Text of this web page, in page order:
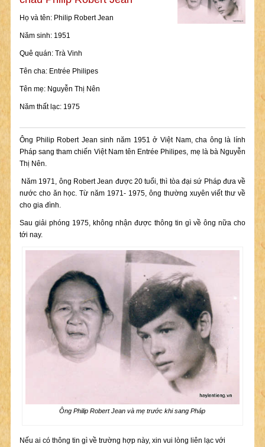
Họ và tên: Philip Robert Jean
Năm sinh: 1951
Quê quán: Trà Vinh
Tên cha: Entrée Philipes
Tên mẹ: Nguyễn Thị Nên
Năm thất lạc: 1975
Ông Philip Robert Jean sinh năm 1951 ở Việt Nam, cha ông là lính
Pháp sang tham chiến Việt Nam tên Entrée Philipes, mẹ là bà Nguyễn
Thị Nên.
Năm 1971, ông Robert Jean được 20 tuổi, thì tòa đại sứ Pháp đưa về
nước cho ăn học. Từ năm 1971- 1975, ông thường xuyên viết thư về
cho gia đình.
Sau giải phóng 1975, không nhận được thông tin gì về ông nữa cho
tới nay.
Ông Philip Robert Jean và mẹ trước khi sang Pháp
Nếu ai có thông tin gì về trường hợp này, xin vui lòng liên lạc với